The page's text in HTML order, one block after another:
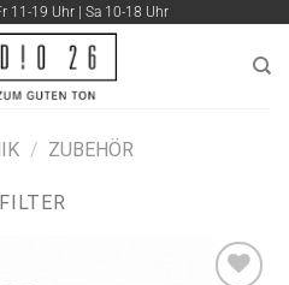
11-19 Uhr | Sa 10-18 Uhr
/ ZUBEHÖR
FILTER